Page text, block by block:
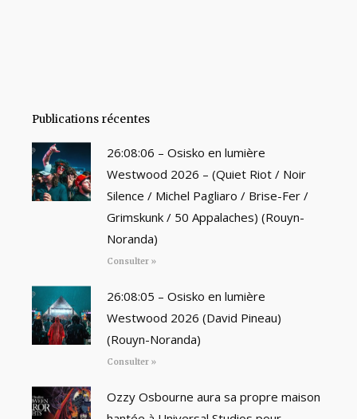
Publications récentes
26:08:06 – Osisko en lumière
Westwood 2026 – (Quiet Riot / Noir
Silence / Michel Pagliaro / Brise-Fer /
Grimskunk / 50 Appalaches) (Rouyn-
Noranda)
Consulter »
26:08:05 – Osisko en lumière
Westwood 2026 (David Pineau)
(Rouyn-Noranda)
Consulter »
Ozzy Osbourne aura sa propre maison